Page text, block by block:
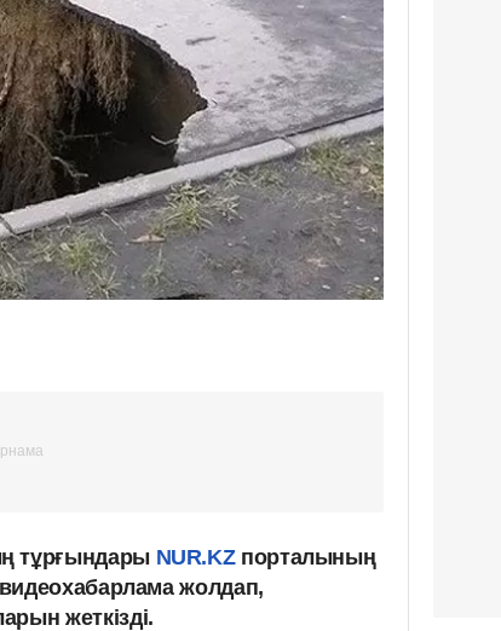
тұрғындарыNUR.KZпорталының
видеохабарлама жолдап,
жеткізді.